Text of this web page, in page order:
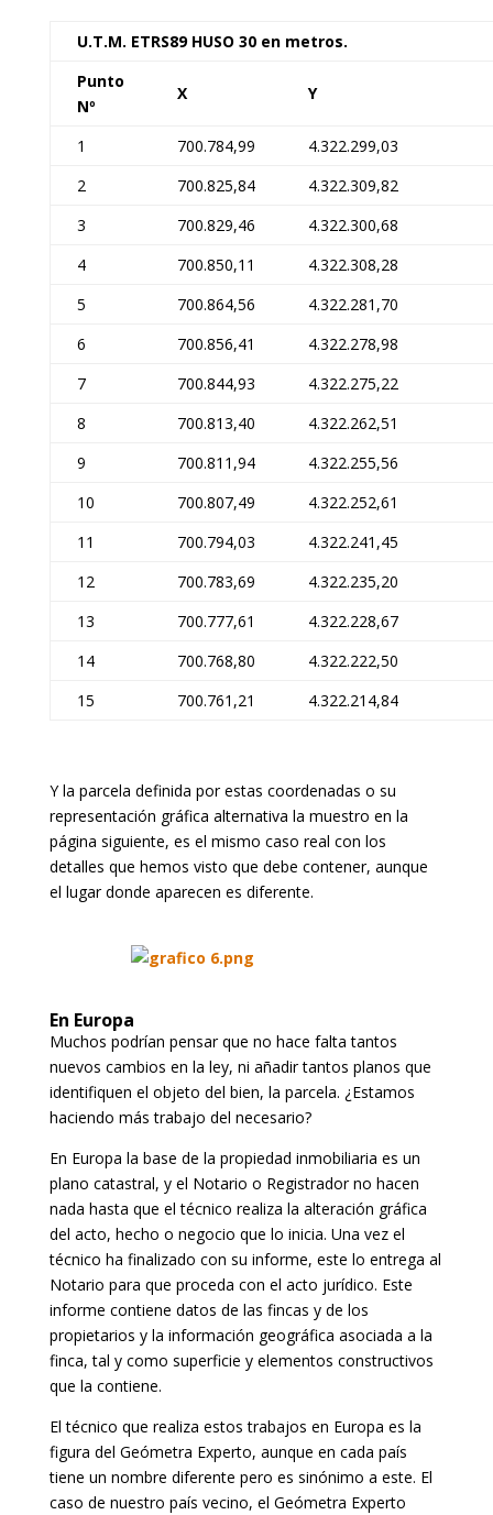
U.T.M. ETRS89 HUSO 30 en metros.
Punto
Nº
X Y
1 700.784,99
4.322.299,03
2
700.825,84
4.322.309,82
3
700.829,46
4.322.300,68
4
700.850,11
4.322.308,28
5
700.864,56
4.322.281,70
6
700.856,41
4.322.278,98
7
700.844,93
4.322.275,22
8
700.813,40
4.322.262,51
9
700.811,94
4.322.255,56
10
700.807,49
4.322.252,61
11
700.794,03
4.322.241,45
12
700.783,69
4.322.235,20
13
700.777,61
4.322.228,67
14
700.768,80
4.322.222,50
15
700.761,21 4.322.214,84
Y la parcela definida por estas coordenadas o su
representación gráfica alternativa la muestro en la
página siguiente, es el mismo caso real con los
detalles que hemos visto que debe contener, aunque
el lugar donde aparecen es diferente.
En Europa
Muchos podrían pensar que no hace falta tantos
nuevos cambios en la ley, ni añadir tantos planos que
identifiquen el objeto del bien, la parcela. ¿Estamos
haciendo más trabajo del necesario?
En Europa la base de la propiedad inmobiliaria es un
plano catastral, y el Notario o Registrador no hacen
nada hasta que el técnico realiza la alteración gráfica
del acto, hecho o negocio que lo inicia. Una vez el
técnico ha finalizado con su informe, este lo entrega al
Notario para que proceda con el acto jurídico. Este
informe contiene datos de las fincas y de los
propietarios y la información geográfica asociada a la
finca, tal y como superficie y elementos constructivos
que la contiene.
El técnico que realiza estos trabajos en Europa es la
figura del Geómetra Experto, aunque en cada país
tiene un nombre diferente pero es sinónimo a este. El
caso de nuestro país vecino, el Geómetra Experto